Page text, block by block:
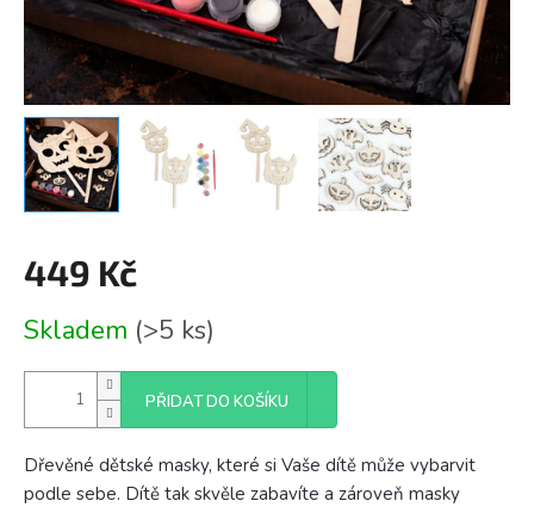
449 Kč
cena:
Skladem (>5 ks)
PŘIDAT DO KOŠÍKU
Dřevěné dětské masky, které si Vaše dítě může vybarvit
podle sebe. Dítě tak skvěle zabavíte a zároveň masky